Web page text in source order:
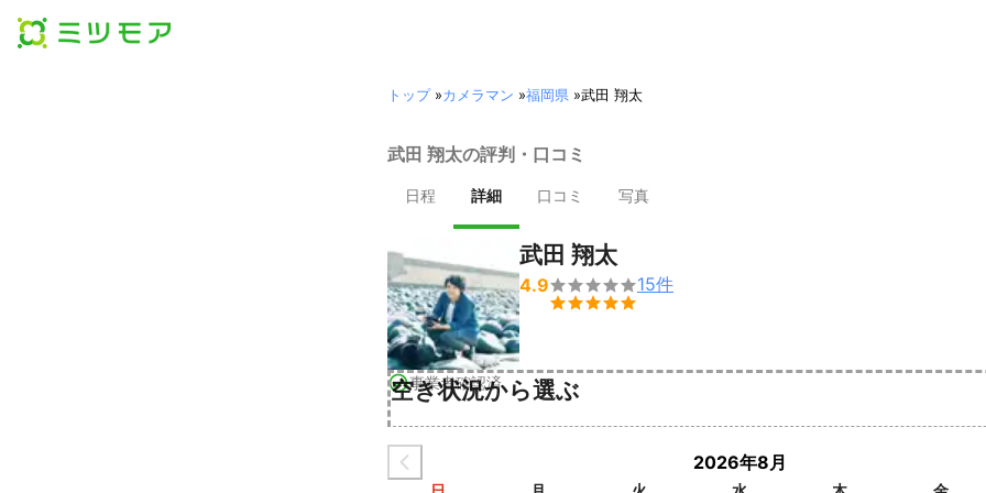
トップ»カメラマン »福岡県 »武田 翔太
武田 翔太の評判・口コミ
日程 詳細 口コミ 写真
事業者確認済
武田 翔太
4.9

15件
空き状況から選ぶ
2026年8月